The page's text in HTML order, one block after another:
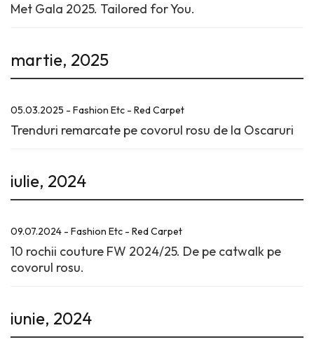
Met Gala 2025. Tailored for You.
martie, 2025
05.03.2025 - Fashion Etc - Red Carpet
Trenduri remarcate pe covorul rosu de la Oscaruri
iulie, 2024
09.07.2024 - Fashion Etc - Red Carpet
10 rochii couture FW 2024/25. De pe catwalk pe
covorul rosu.
iunie, 2024